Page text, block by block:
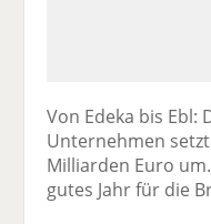
Von Edeka bis Ebl:
Unternehmen
Milliarden Euro
gutes Jahr für die